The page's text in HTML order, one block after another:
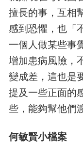
擅長的事，互相
感到恐懼，也「
一個人做某些事
增加患病風險，
變成差，這也是
提及一些正面的
些，能夠幫他們
何敏賢小檔案